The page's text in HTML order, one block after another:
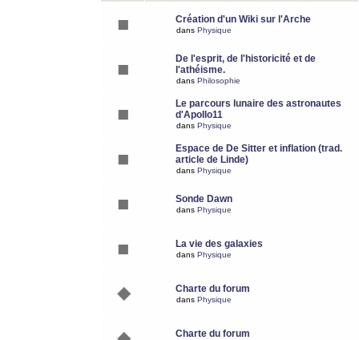
Création d'un Wiki sur l'Arche
dans Physique
De l'esprit, de l'historicité et de
l'athéisme.
dans Philosophie
Le parcours lunaire des astronautes
d'Apollo11
dans Physique
Espace de De Sitter et inflation (trad.
article de Linde)
dans Physique
Sonde Dawn
dans Physique
La vie des galaxies
dans Physique
Charte du forum
dans Physique
Charte du forum